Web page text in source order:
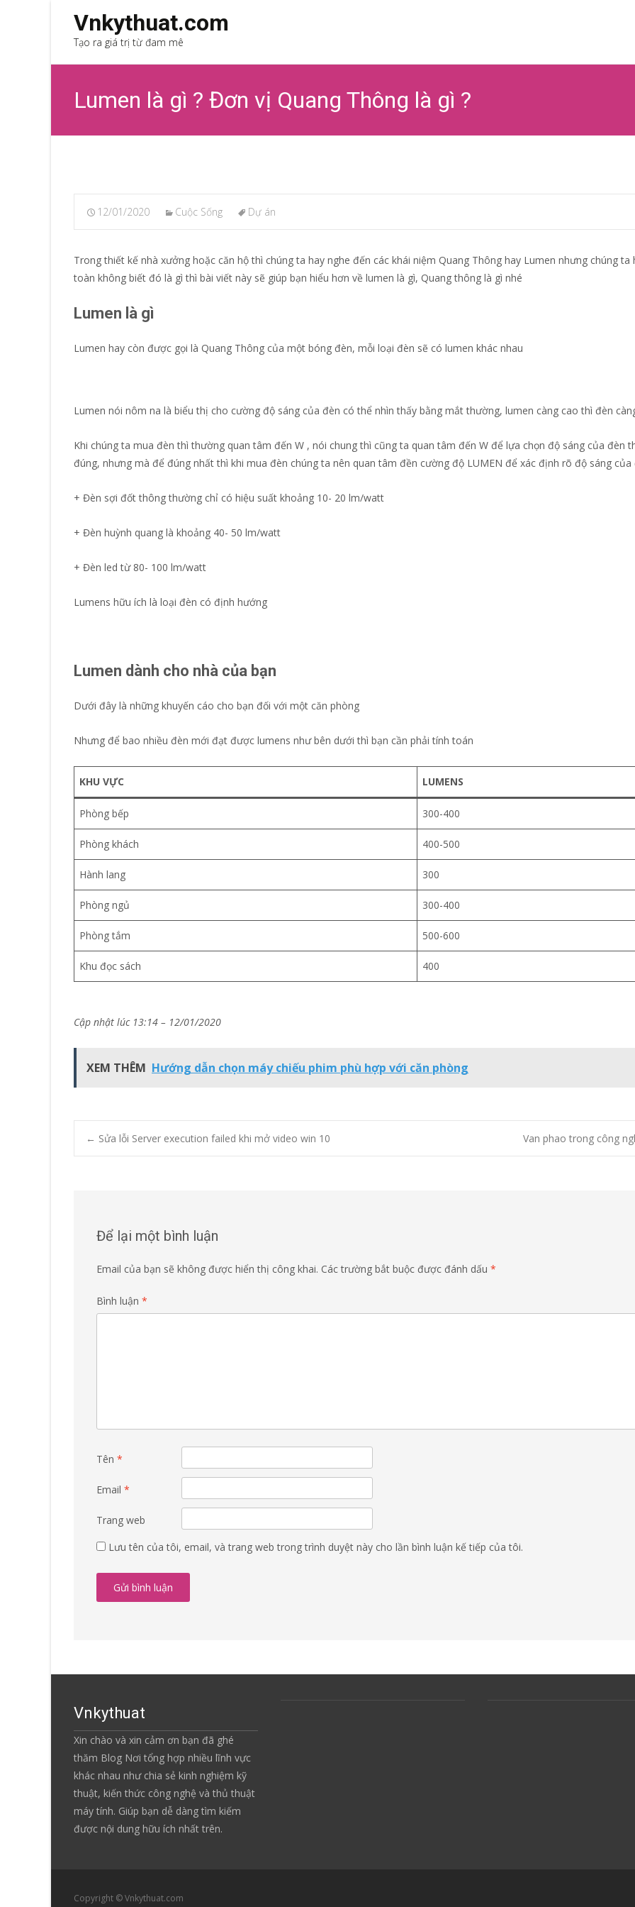
Vnkythuat.com
Tạo ra giá trị từ đam mê
Lumen là gì ? Đơn vị Quang Thông là gì ?
12/01/2020 Cuộc Sống Dự án
Trong thiết kế nhà xưởng hoặc căn hộ thì chúng ta hay nghe đến các khái niệm Quang Thông hay Lumen nhưng chúng ta
toàn không biết đó là gì thì bài viết này sẽ giúp bạn hiểu hơn về lumen là gì, Quang thông là gì nhé
Lumen là gì
Lumen hay còn được gọi là Quang Thông của một bóng đèn, mỗi loại đèn sẽ có lumen khác nhau
Lumen nói nôm na là biểu thị cho cường độ sáng của đèn có thể nhìn thấy bằng mắt thường, lumen càng cao thì đèn
Khi chúng ta mua đèn thì thường quan tâm đến W , nói chung thì cũng ta quan tâm đến W để lựa chọn độ sáng của đèn
đúng, nhưng mà để đúng nhất thì khi mua đèn chúng ta nên quan tâm đền cường độ LUMEN để xác định rõ độ sáng của
+ Đèn sợi đốt thông thường chỉ có hiệu suất khoảng 10- 20 lm/watt
+ Đèn huỳnh quang là khoảng 40- 50 lm/watt
+ Đèn led từ 80- 100 lm/watt
Lumens hữu ích là loại đèn có định hướng
Lumen dành cho nhà của bạn
Dưới đây là những khuyến cáo cho bạn đối với một căn phòng
Nhưng để bao nhiều đèn mới đạt được lumens như bên dưới thì bạn cần phải tính toán
KHU VỰC LUMENS
Phòng bếp 300-400
Phòng khách 400-500
Hành lang 300
Phòng ngủ 300-400
Phòng tắm 500-600
Khu đọc sách 400
Cập nhật lúc 13:14 – 12/01/2020
XEM THÊM Hướng dẫn chọn máy chiếu phim phù hợp với căn phòng
Post
← Sửa lỗi Server execution failed khi mở video win 10 Van phao trong công
Để lại một bình luận
Email của bạn sẽ không được hiển thị công khai. Các trường bắt buộc được đánh dấu *
Bình luận *
Tên *
Email *
Trang web
Lưu tên của tôi, email, và trang web trong trình duyệt này cho lần bình luận kế tiếp của tôi.
Vnkythuat
Xin chào và xin cảm ơn bạn đã ghé
thăm Blog Nơi tổng hợp nhiều lĩnh vực
khác nhau như chia sẻ kinh nghiệm kỹ
thuật, kiến thức công nghệ và thủ thuật
máy tính. Giúp bạn dễ dàng tìm kiếm
được nội dung hữu ích nhất trên.
Copyright © Vnkythuat.com